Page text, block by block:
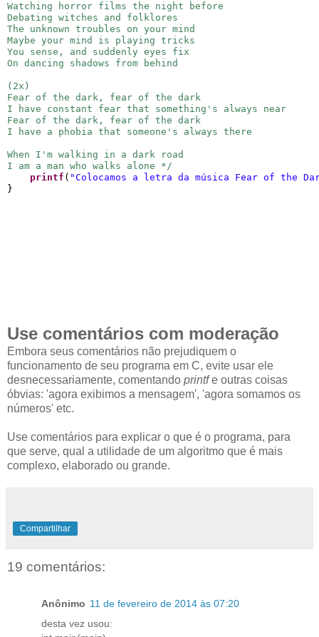
Watching horror films the night before
Debating witches and folklores
The unknown troubles on your mind
Maybe your mind is playing tricks
You sense, and suddenly eyes fix
On dancing shadows from behind
(2x)
Fear of the dark, fear of the dark
I have constant fear that something's always near
Fear of the dark, fear of the dark
I have a phobia that someone's always there
When I'm walking in a dark road
I am a man who walks alone */
printf ( "Colocamos a letra da música Fear of the
Use comentários com moderação
Embora seus comentários não prejudiquem o
funcionamento de seu programa em C, evite usar ele
desnecessariamente, comentando printfe outras coisas
óbvias: 'agora exibimos a mensagem', 'agora somamos os
números' etc.
Use comentários para explicar o que é o programa, para
que serve, qual a utilidade de um algoritmo que é mais
complexo, elaborado ou grande.
Compartilhar
19 comentários:
Anônimo 11 de fevereiro de 2014 às 07:20
desta vez usou: